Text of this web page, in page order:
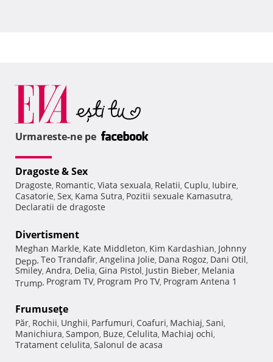
Urmareste-ne pe
Dragoste & Sex
Dragoste, Romantic, Viata sexuala, Relatii, Cuplu, Iubire,
Casatorie, Sex, Kama Sutra, Pozitii sexuale Kamasutra,
Declaratii de dragoste
Divertisment
Meghan Markle, Kate Middleton, Kim Kardashian, Johnny
Depp, Teo Trandafir, Angelina Jolie, Dana Rogoz, Dani Otil,
Smiley, Andra, Delia, Gina Pistol, Justin Bieber, Melania
Trump, Program TV, Program Pro TV, Program Antena 1
Frumuseţe
Păr, Rochii, Unghii, Parfumuri, Coafuri, Machiaj, Sani,
Manichiura, Sampon, Buze, Celulita, Machiaj ochi,
Tratament celulita, Salonul de acasa